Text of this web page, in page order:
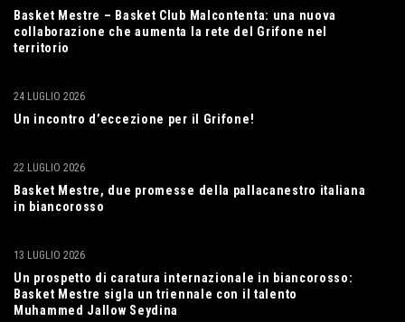
Basket Mestre – Basket Club Malcontenta: una nuova
collaborazione che aumenta la rete del Grifone nel
territorio
Un incontro d’eccezione per il Grifone!
24 LUGLIO 2026
Basket Mestre, due promesse della pallacanestro italiana
in biancorosso
22 LUGLIO 2026
Un prospetto di caratura internazionale in biancorosso:
Basket Mestre sigla un triennale con il talento
Muhammed Jallow Seydina
13 LUGLIO 2026